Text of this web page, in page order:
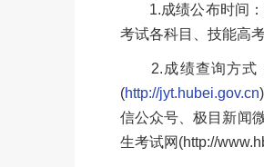
1.成绩公布时间：
考试各科目、技能高
2.成绩查询方式：
(http://jyt.hubei.gov.cn
信公众号、极目新闻
生考试网(http://